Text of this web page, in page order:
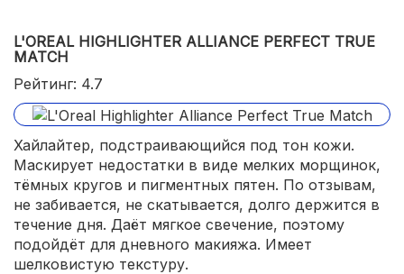
L'OREAL HIGHLIGHTER ALLIANCE PERFECT TRUE
MATCH
Рейтинг: 4.7
Хайлайтер, подстраивающийся под тон кожи.
Маскирует недостатки в виде мелких морщинок,
тёмных кругов и пигментных пятен. По отзывам,
не забивается, не скатывается, долго держится в
течение дня. Даёт мягкое свечение, поэтому
подойдёт для дневного макияжа. Имеет
шелковистую текстуру.